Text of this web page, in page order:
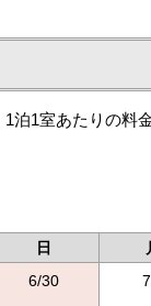
1室あたりの料
日
6/30